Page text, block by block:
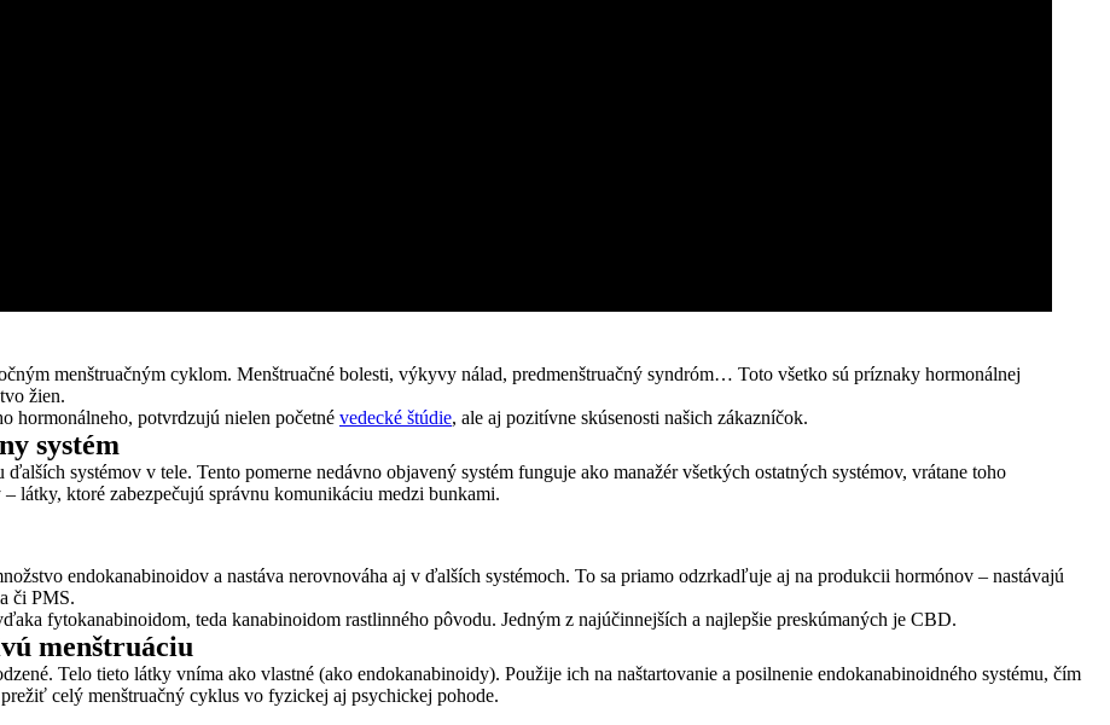
menštruačným cyklom. Menštruačné bolesti, výkyvy nálad, predmenštruačný syndróm… Toto všetko sú príznaky hormonálnej
žien.
hormonálneho, potvrdzujú nielen početné vedecké štúdie, ale aj pozitívne skúsenosti našich zákazníčok.
systém
systémov v tele. Tento pomerne nedávno objavený systém funguje ako manažér všetkých ostatných systémov, vrátane toho
látky, ktoré zabezpečujú správnu komunikáciu medzi bunkami.
endokanabinoidov a nastáva nerovnováha aj v ďalších systémoch. To sa priamo odzrkadľuje aj na produkcii hormónov – nastávajú
či PMS.
fytokanabinoidom, teda kanabinoidom rastlinného pôvodu. Jedným z najúčinnejších a najlepšie preskúmaných je CBD.
menštruáciu
Telo tieto látky vníma ako vlastné (ako endokanabinoidy). Použije ich na naštartovanie a posilnenie endokanabinoidného systému, čím
celý menštruačný cyklus vo fyzickej aj psychickej pohode.